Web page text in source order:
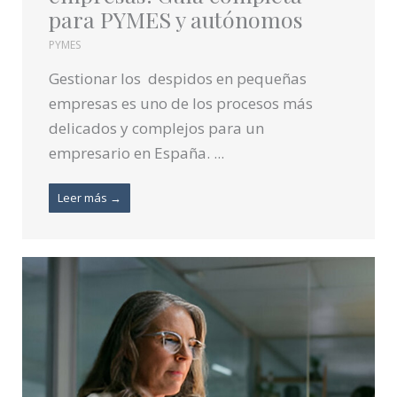
para PYMES y autónomos
PYMES
Gestionar los despidos en pequeñas
empresas es uno de los procesos más
delicados y complejos para un
empresario en España. ...
Leer más →